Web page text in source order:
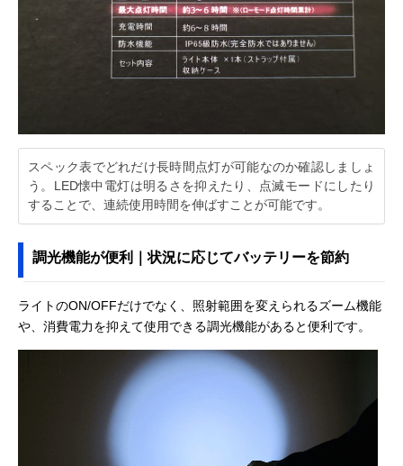
スペック表でどれだけ長時間点灯が可能なのか確認しましょ
う。LED懐中電灯は明るさを抑えたり、点滅モードにしたり
することで、連続使用時間を伸ばすことが可能です。
調光機能が便利｜状況に応じてバッテリーを節約
ライトのON/OFFだけでなく、照射範囲を変えられるズーム機能
や、消費電力を抑えて使用できる調光機能があると便利です。